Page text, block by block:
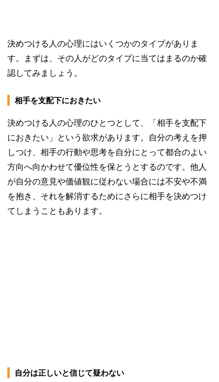
決めつける人の心理にはいくつかのタイプがありま
す。まずは、その人がどのタイプに当てはまるのか確
認してみましょう。
相手を支配下におきたい
決めつける人の心理のひとつとして、「相手を支配下
におきたい」という欲求があります。自分の考えを押
しつけ、相手の行動や思考を自分にとって都合のよい
方向へ向かわせて優位性を保とうとするのです。他人
が自分の意見や価値観に従わない場合には不安や不満
を抱き、それを解消するためにさらに相手を決めつけ
てしまうこともあります。
自分は正しいと信じて疑わない